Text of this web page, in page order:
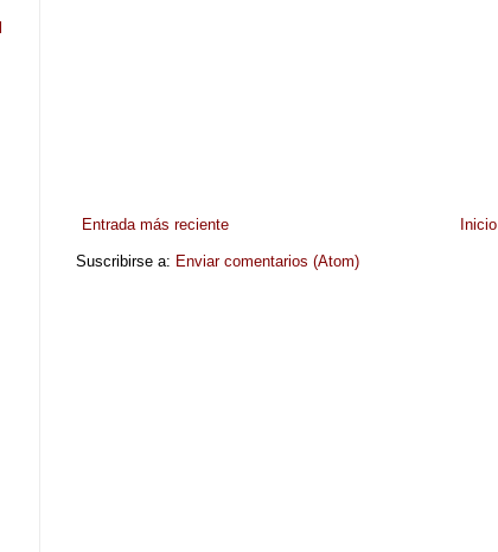
Entrada más reciente Inicio
Suscribirse a: Enviar comentarios (Atom)